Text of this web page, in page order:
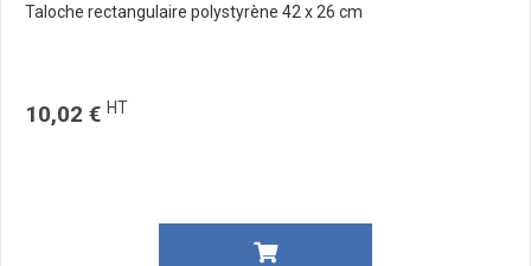
Taloche rectangulaire polystyrène 42 x 26 cm
10,02 € HT